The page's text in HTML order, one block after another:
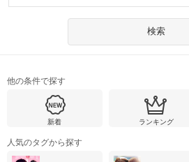
他の条件で探す
新着 ランキング
人気のタグから探す